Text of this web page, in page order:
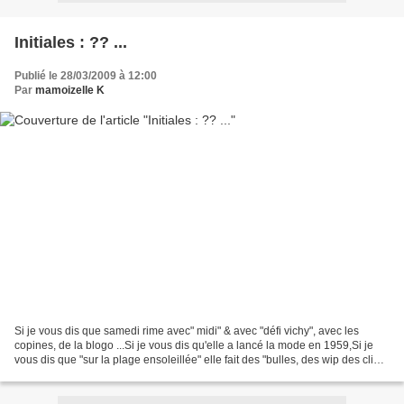
Initiales : ?? ...
Publié le 28/03/2009 à 12:00
Par mamoizelle K
Si je vous dis que samedi rime avec" midi" & avec "défi vichy", avec les
copines, de la blogo ...Si je vous dis qu'elle a lancé la mode en 1959,Si je
vous dis que "sur la plage ensoleillée" elle fait des "bulles, des wip des clip !